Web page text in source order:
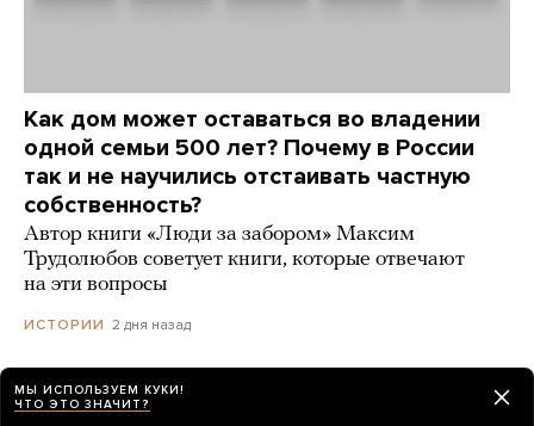
Как дом может оставаться во владении
одной семьи 500 лет? Почему в России
так и не научились отстаивать частную
собственность?
Автор книги «Люди за забором» Максим
Трудолюбов советует книги, которые отвечают
на эти вопросы
ИСТОРИИ 2 дня назад
МЫ ИСПОЛЬЗУЕМ КУКИ!
ЧТО ЭТО ЗНАЧИТ?